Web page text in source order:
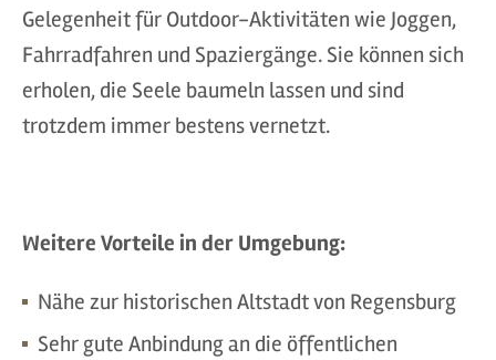
Gelegenheit für Outdoor-Aktivitäten wie Joggen,
Fahrradfahren und Spaziergänge. Sie können sich
erholen, die Seele baumeln lassen und sind
trotzdem immer bestens vernetzt.
Weitere Vorteile in der Umgebung:
Nähe zur historischen Altstadt von Regensburg
Sehr gute Anbindung an die öffentlichen